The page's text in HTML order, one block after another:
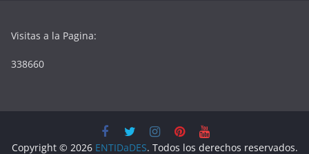
Visitas a la Pagina:
338660
Copyright © 2026 ENTIDaDES. Todos los derechos reservados.